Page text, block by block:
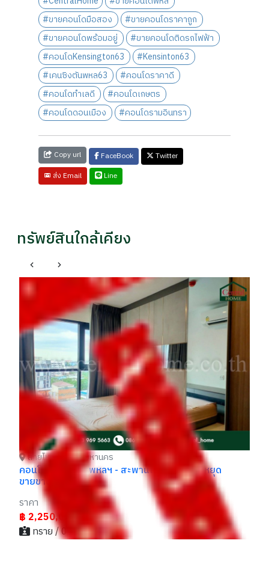
#ขายคอนโดมือสอง
#ขายคอนโดราคาถูก
#ขายคอนโดพร้อมอยู่
#ขายคอนโดติดรถไฟฟ้า
#คอนโดKensington63
#Kensinton63
#เคนซิงตันพหล63
#คอนโดราคาดี
#คอนโดทำเลดี
#คอนโดเกษตร
#คอนโดดอนเมือง
#คอนโดรามอินทรา
Copy url FaceBook
Twitter
ส่ง Email
Line
ทรัพย์สินใกล้เคียง
สายไหม กรุงเทพมหานคร
คอนโด ดิ ออริจิ้น พหลฯ - สะพานใหม่ BTS สายหยุด
ขายขาดทุน
ราคา
฿ 2,250,000
ทราย / 096xxxxx55